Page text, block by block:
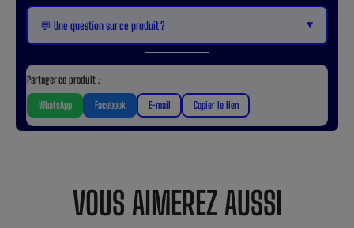
💬 Une question sur ce produit ? ▼
Partager ce produit :
WhatsApp Facebook E-mail Copier le lien
VOUS AIMEREZ AUSSI